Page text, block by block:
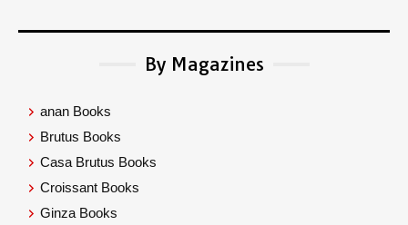
By Magazines
anan Books
Brutus Books
Casa Brutus Books
Croissant Books
Ginza Books